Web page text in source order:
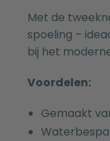
Met de
spoeling –
bij het
Voordelen:
Gemaakt